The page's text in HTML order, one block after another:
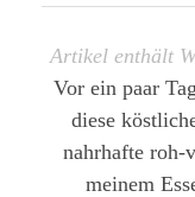
Artikel enthält
Vor ein paar
diese
nahrhafte roh-
meinem